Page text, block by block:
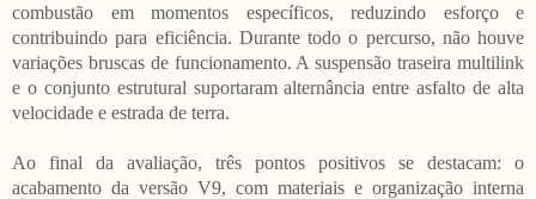
combustão em momentos específicos, reduzindo esforço e
contribuindo para eficiência. Durante todo o percurso, não houve
variações bruscas de funcionamento. A suspensão traseira multilink
e o conjunto estrutural suportaram alternância entre asfalto de alta
velocidade e estrada de terra.
Ao final da avaliação, três pontos positivos se destacam: o
acabamento da versão V9, com materiais e organização interna